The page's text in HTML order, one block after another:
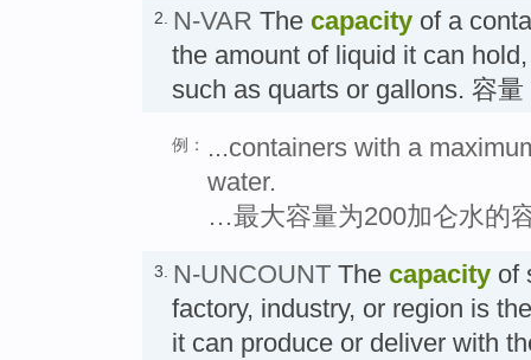
2. N-VAR The capacity of a
the amount of liquid it can
such as quarts or gallons. 容量
例：
...containers with a
water.
…最大容量为200加仑水的
3. N-UNCOUNT The capacity of
factory, industry, or region is
it can produce or deliver with